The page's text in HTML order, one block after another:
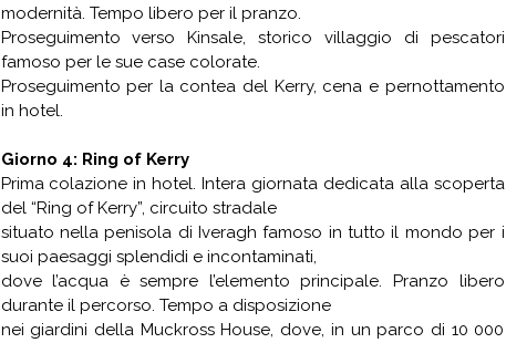
modernità. Tempo libero per il pranzo.
Proseguimento verso Kinsale, storico villaggio di pescatori
famoso per le sue case colorate.
Proseguimento per la contea del Kerry, cena e pernottamento
in hotel.
Giorno 4: Ring of Kerry
Prima colazione in hotel. Intera giornata dedicata alla scoperta
del “Ring of Kerry”, circuito stradale
situato nella penisola di Iveragh famoso in tutto il mondo per i
suoi paesaggi splendidi e incontaminati,
dove l’acqua è sempre l’elemento principale. Pranzo libero
durante il percorso. Tempo a disposizione
nei giardini della Muckross House, dove, in un parco di 10 000